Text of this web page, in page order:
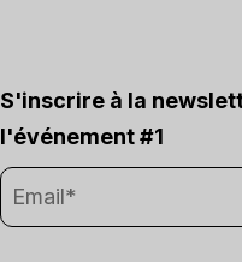
S'inscrire à la
l'événement #1